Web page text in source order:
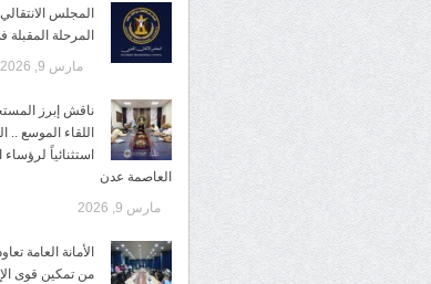
المجلس
المرحلة
مارس 9, 2026
ناقش إبرز
اللقاء الموسع ..
استثنائياً
العاصمة عدن
مارس 9, 2026
الأمانة العامة
من تمكين قوى